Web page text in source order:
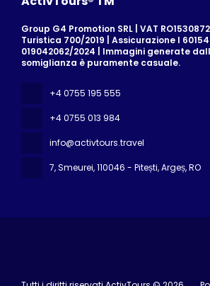
Group G4 Promotion SRL | VAT
Turistica 700/2019 | Assicurazione I 60154
019042062/2024 | Immagini generate
somiglianza è puramente casuale.
+4 0755 195 555
+4 0755 013 984
info@activtours.travel
7, Smeurei, 110046 - Pitești, Argeș, RO